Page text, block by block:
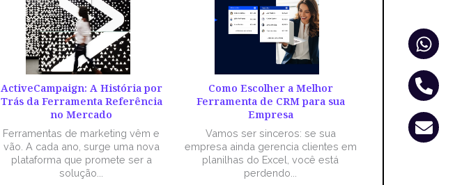
ActiveCampaign: A História por
Trás da Ferramenta Referência
no Mercado
Ferramentas de marketing vêm e
vão. A cada ano, surge uma nova
plataforma que promete ser a
solução...
Como Escolher a Melhor
Ferramenta de CRM para sua
Empresa
Vamos ser sinceros: se sua
empresa ainda gerencia clientes em
planilhas do Excel, você está
perdendo...
alt